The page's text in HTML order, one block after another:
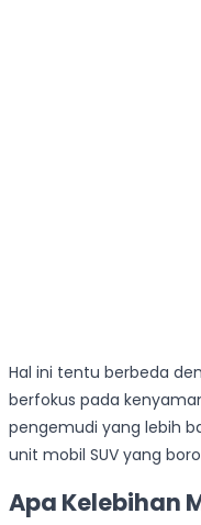
Hal ini tentu berbeda
berfokus pada
pengemudi yang lebih
unit mobil SUV yang
Apa Kelebihan